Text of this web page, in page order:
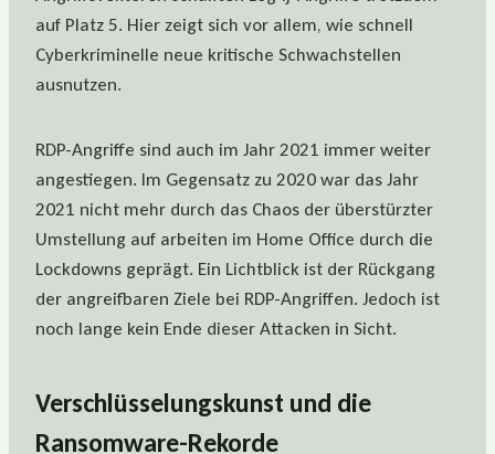
auf Platz 5. Hier zeigt sich vor allem, wie schnell
Cyberkriminelle neue kritische Schwachstellen
ausnutzen.
RDP-Angriffe sind auch im Jahr 2021 immer weiter
angestiegen. Im Gegensatz zu 2020 war das Jahr
2021 nicht mehr durch das Chaos der überstürzter
Umstellung auf arbeiten im Home Office durch die
Lockdowns geprägt. Ein Lichtblick ist der Rückgang
der angreifbaren Ziele bei RDP-Angriffen. Jedoch ist
noch lange kein Ende dieser Attacken in Sicht.
Verschlüsselungskunst und die
Ransomware-Rekorde